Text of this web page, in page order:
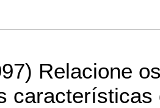
Relacione
características